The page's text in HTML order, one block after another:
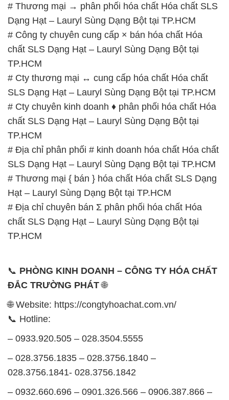
# Thương mại → phân phối hóa chất Hóa chất SLS
Dạng Hạt – Lauryl Sùng Dạng Bột tại TP.HCM
# Công ty chuyên cung cấp × bán hóa chất Hóa
chất SLS Dạng Hạt – Lauryl Sùng Dạng Bột tại
TP.HCM
# Cty thương mại ↔ cung cấp hóa chất Hóa chất
SLS Dạng Hạt – Lauryl Sùng Dạng Bột tại TP.HCM
# Cty chuyên kinh doanh ♦ phân phối hóa chất Hóa
chất SLS Dạng Hạt – Lauryl Sùng Dạng Bột tại
TP.HCM
# Địa chỉ phân phối # kinh doanh hóa chất Hóa chất
SLS Dạng Hạt – Lauryl Sùng Dạng Bột tại TP.HCM
# Thương mại { bán } hóa chất Hóa chất SLS Dạng
Hạt – Lauryl Sùng Dạng Bột tại TP.HCM
# Địa chỉ chuyên bán Σ phân phối hóa chất Hóa
chất SLS Dạng Hạt – Lauryl Sùng Dạng Bột tại
TP.HCM
📞 PHÒNG KINH DOANH – CÔNG TY HÓA CHẤT
ĐẮC TRƯỜNG PHÁT🌐
🌐 Website: https://congtyhoachat.com.vn/
📞 Hotline:
– 0933.920.505 – 028.3504.5555
– 028.3756.1835 – 028.3756.1840 –
028.3756.1841- 028.3756.1842
– 0932.660.696 – 0901.326.566 – 0906.387.866 –